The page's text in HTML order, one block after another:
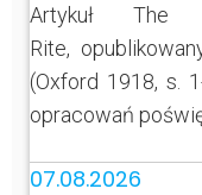
Artykuł
Rite,
(Oxford 1918, s.
opracowań
07.08.2026